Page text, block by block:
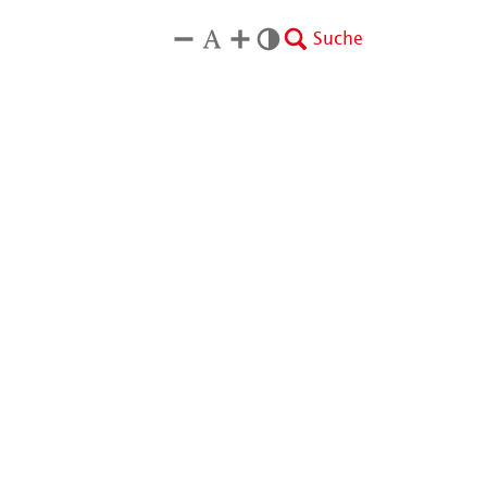
Suche